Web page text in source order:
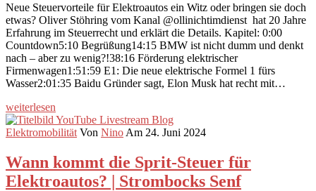
Neue Steuervorteile für Elektroautos ein Witz oder bringen sie doch
etwas? Oliver Stöhring vom Kanal @ollinichtimdienst hat 20 Jahre
Erfahrung im Steuerrecht und erklärt die Details. Kapitel: 0:00
Countdown5:10 Begrüßung14:15 BMW ist nicht dumm und denkt
nach – aber zu wenig?!38:16 Förderung elektrischer
Firmenwagen1:51:59 E1: Die neue elektrische Formel 1 fürs
Wasser2:01:35 Baidu Gründer sagt, Elon Musk hat recht mit…
weiterlesen
Elektromobilität Von Nino Am 24. Juni 2024
Wann kommt die Sprit-Steuer für
Elektroautos? | Strombocks Senf